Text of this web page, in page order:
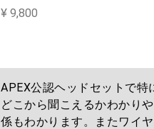
¥ 9,800
APEX公認ヘッドセットで
どこから聞こえるかわかり
係もわかります。またワイ